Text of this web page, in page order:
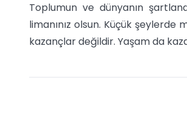
Toplumun ve dünyanın
limanınız olsun. Küçük şeylerde
kazançlar değildir. Yaşam da